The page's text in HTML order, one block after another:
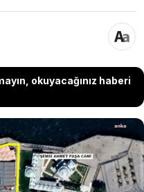
okuyacağınız haberi
Sinan Mahallesi'nin
tesis alanı
yönelik bazı plan